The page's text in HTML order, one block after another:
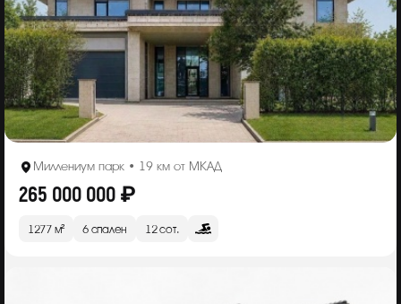
Миллениум парк • 19 км от МКАД
265 000 000 ₽
1277 м² 6 спален 12 сот.